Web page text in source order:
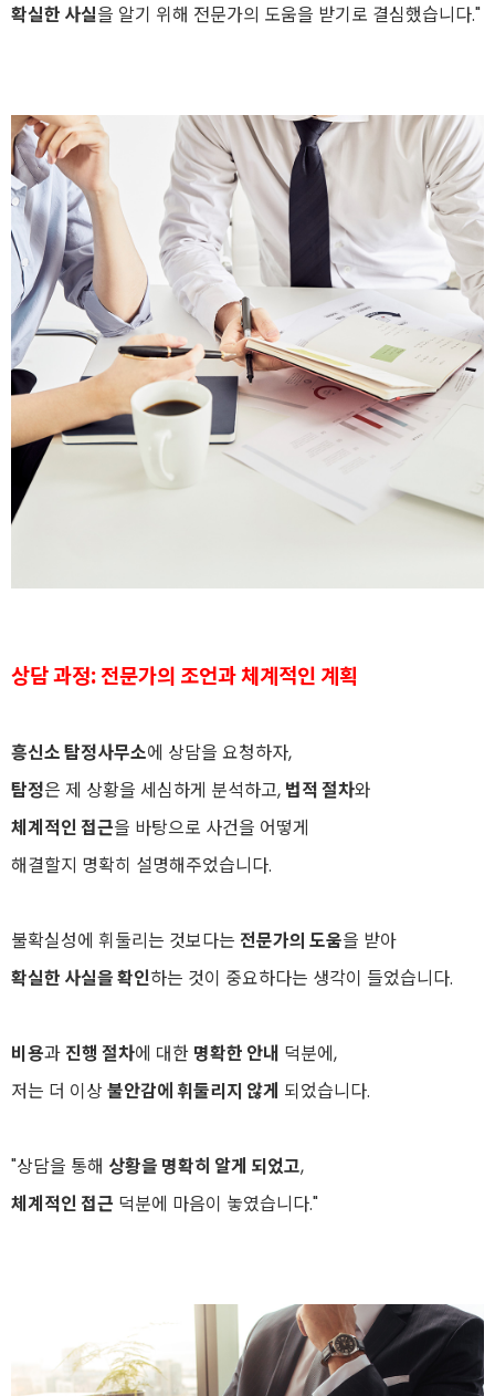
확실한 사실을 알기 위해 전문가의 도움을 받기로 결심했습니다."
상담 과정: 전문가의 조언과 체계적인 계획
흥신소 탐정사무소에 상담을 요청하자,
탐정은 제 상황을 세심하게 분석하고, 법적 절차와
체계적인 접근을 바탕으로 사건을 어떻게
해결할지 명확히 설명해주었습니다.
불확실성에 휘둘리는 것보다는 전문가의 도움을 받아
확실한 사실을 확인하는 것이 중요하다는 생각이 들었습니다.
비용과 진행 절차에 대한 명확한 안내 덕분에,
저는 더 이상불안감에 휘둘리지 않게 되었습니다.
"상담을 통해 상황을 명확히 알게 되었고,
체계적인 접근 덕분에 마음이 놓였습니다."